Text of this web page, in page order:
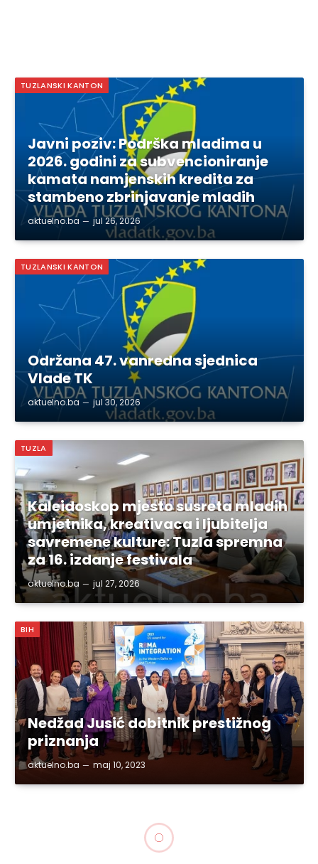
TUZLANSKI KANTON
Javni poziv: Podrška mladima u
2026. godini za subvencioniranje
kamata namjenskih kredita za
stambeno zbrinjavanje mladih
aktuelno.ba jul 26, 2026
TUZLANSKI KANTON
Održana 47. vanredna sjednica
Vlade TK
aktuelno.ba jul 30, 2026
TUZLA
Kaleidoskop mjesto susreta mladih
umjetnika, kreativaca i ljubitelja
savremene kulture: Tuzla spremna
za 16. izdanje festivala
aktuelno.ba jul 27, 2026
BIH
Nedžad Jusić dobitnik prestižnog
priznanja
aktuelno.ba maj 10, 2023